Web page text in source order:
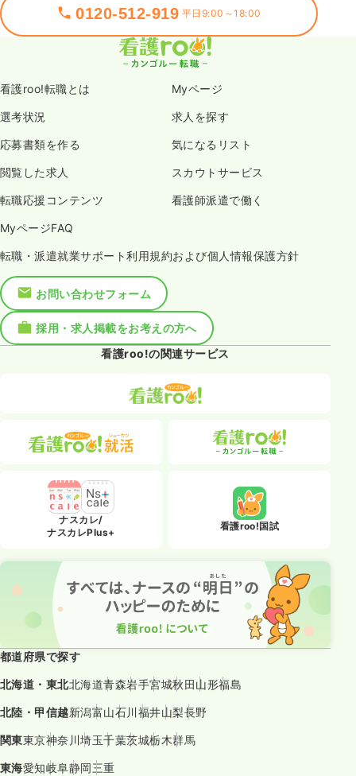
0120-512-919 平日9:00～18:00
看護roo!転職とは Myページ
選考状況 求人を探す
応募書類を作る 気になるリスト
閲覧した求人 スカウトサービス
転職応援コンテンツ 看護師派遣で働く
MyページFAQ
転職・派遣就業サポート利用規約および個人情報保護方針
お問い合わせフォーム
採用・求人掲載をお考えの方へ
看護roo!の関連サービス
ナスカレ/
ナスカレPlus+
看護roo!国試
都道府県で探す
北海道・東北北海道青森岩手宮城秋田山形福島
北陸・甲信越新潟富山石川福井山梨長野
関東東京神奈川埼玉千葉茨城栃木群馬
東海愛知岐阜静岡三重